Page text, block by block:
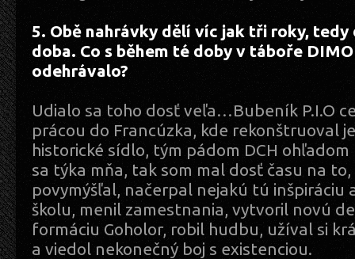
5. Obě nahrávky dělí víc jak tři roky, tedy
doba. Co s během té doby v táboře
odehrávalo?
Udialo sa toho dosť veľa…Bubeník P.I.O
prácou do Francúzka, kde rekonštruoval
historické sídlo, tým pádom DCH
sa týka mňa, tak som mal dosť času na to,
povymýšľal, načerpal nejakú tú inšpiráciu
školu, menil zamestnania, vytvoril novú
formáciu Goholor, robil hudbu, užíval si
a viedol nekonečný boj s existenciou.